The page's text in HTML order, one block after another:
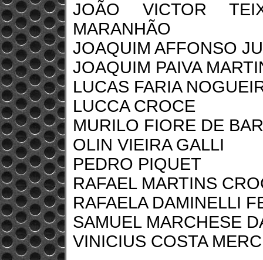
JOÃO VICTOR
MARANHÃO
JOAQUIM AFFONSO
JOAQUIM PAIVA
LUCAS FARIA
LUCCA CROCE
MURILO FIORE DE
OLIN VIEIRA GALLI
PEDRO PIQUET
RAFAEL MARTINS
RAFAELA DAMINELLI
SAMUEL MARCHESE
VINICIUS COSTA